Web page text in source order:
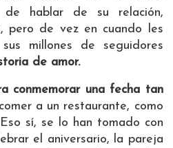
hablar de su relación,
pero de vez en cuando les
millones de seguidores
de amor.
conmemorar una fecha tan
a un restaurante, como
sí, se lo han tomado con
el aniversario, la pareja